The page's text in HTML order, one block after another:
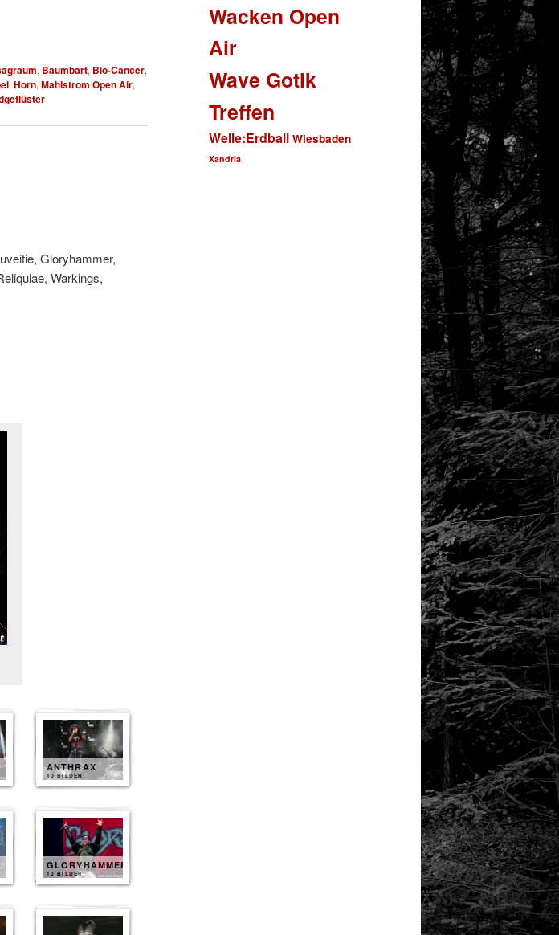
, Baumbart, Bio-Cancer,
, Horn, Mahlstrom Open Air,
Gloryhammer,
Warkings,
ANTHRAX
10 BILDER
GLORYHAMMER
10 BILDER
Wacken Open
Air
Wave Gotik
Treffen
Welle:Erdball Wiesbaden
Xandria